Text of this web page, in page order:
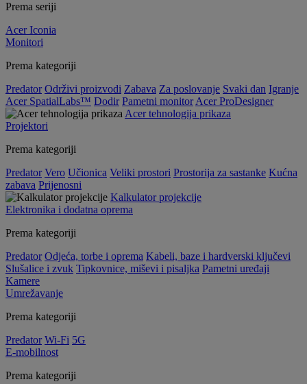
Prema seriji
Acer Iconia
Monitori
Prema kategoriji
Predator Održivi proizvodi Zabava Za poslovanje Svaki dan Igranje
Acer SpatialLabs™ Dodir Pametni monitor Acer ProDesigner
Acer tehnologija prikaza
Projektori
Prema kategoriji
Predator Vero Učionica Veliki prostori Prostorija za sastanke Kućna
zabava Prijenosni
Kalkulator projekcije
Elektronika i dodatna oprema
Prema kategoriji
Predator Odjeća, torbe i oprema Kabeli, baze i hardverski ključevi
Slušalice i zvuk Tipkovnice, miševi i pisaljka Pametni uređaji
Kamere
Umrežavanje
Prema kategoriji
Predator Wi-Fi 5G
E-mobilnost
Prema kategoriji